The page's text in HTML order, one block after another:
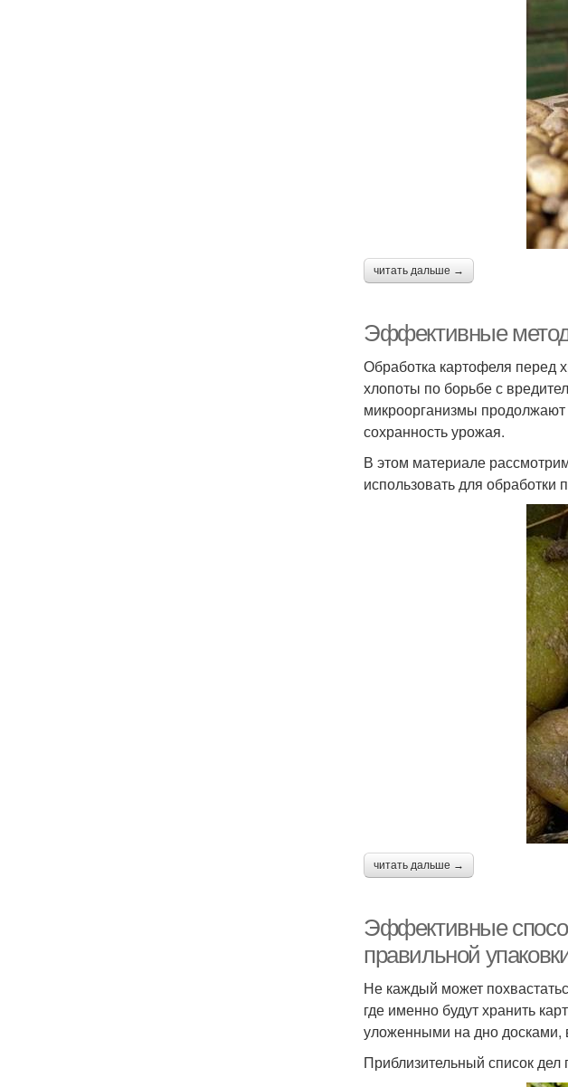
читать дальше →
Эффективные
Обработка картофеля перед
хлопоты по борьбе с
микроорганизмы
сохранность урожая.
В этом материале
использовать для обработки
читать дальше →
Эффективные
правильной
Не каждый может
где именно будут хранить
уложенными на дно досками,
Приблизительный список дел